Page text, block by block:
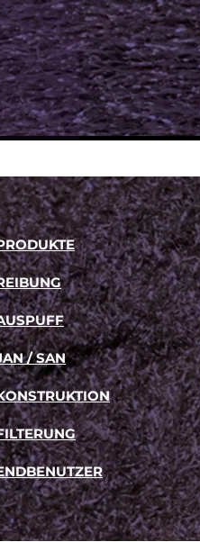
Anwendungen.
/ SAN